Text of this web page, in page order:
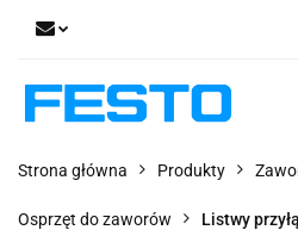
Strona główna Produkty
Osprzęt do zaworów Listwy